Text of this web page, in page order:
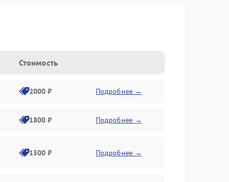
Стоимость
2000 ₽ Подробнее →
1800 ₽ Подробнее →
1500 ₽ Подробнее →